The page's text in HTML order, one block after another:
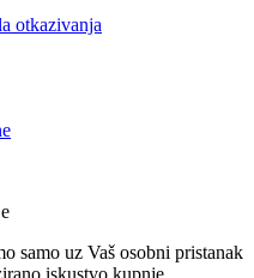
otkazivanja
samo uz Vaš osobni pristanak